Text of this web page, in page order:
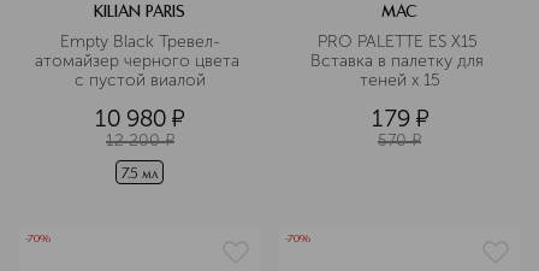
KILIAN PARIS
Empty Black Тревел-
атомайзер черного цвета
с пустой виалой
10 980 ¤
12 200 ¤
7.5 мл
MAC
PRO PALETTE ES X15
Вставка в палетку для
теней х 15
179 ¤
570 ¤
-70% -70%